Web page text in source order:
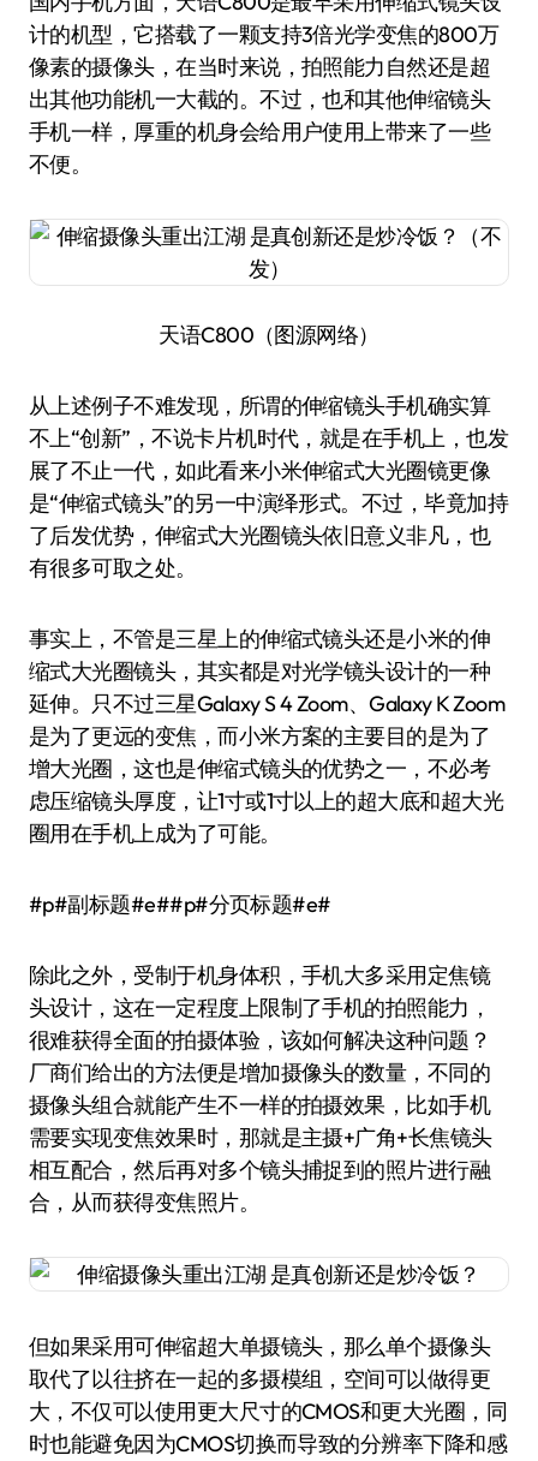
计的机型，它搭载了一颗支持3倍光学变焦的800万
像素的摄像头，在当时来说，拍照能力自然还是超
出其他功能机一大截的。不过，也和其他伸缩镜头
手机一样，厚重的机身会给用户使用上带来了一些
不便。
天语C800（图源网络）
从上述例子不难发现，所谓的伸缩镜头手机确实算
不上“创新”，不说卡片机时代，就是在手机上，也发
展了不止一代，如此看来小米伸缩式大光圈镜更像
是“伸缩式镜头”的另一中演绎形式。不过，毕竟加持
了后发优势，伸缩式大光圈镜头依旧意义非凡，也
有很多可取之处。
事实上，不管是三星上的伸缩式镜头还是小米的伸
缩式大光圈镜头，其实都是对光学镜头设计的一种
延伸。只不过三星Galaxy S 4 Zoom、Galaxy K Zoom
是为了更远的变焦，而小米方案的主要目的是为了
增大光圈，这也是伸缩式镜头的优势之一，不必考
虑压缩镜头厚度，让1寸或1寸以上的超大底和超大光
圈用在手机上成为了可能。
#p#副标题#e##p#分页标题#e#
除此之外，受制于机身体积，手机大多采用定焦镜
头设计，这在一定程度上限制了手机的拍照能力，
很难获得全面的拍摄体验，该如何解决这种问题？
厂商们给出的方法便是增加摄像头的数量，不同的
摄像头组合就能产生不一样的拍摄效果，比如手机
需要实现变焦效果时，那就是主摄+广角+长焦镜头
相互配合，然后再对多个镜头捕捉到的照片进行融
合，从而获得变焦照片。
但如果采用可伸缩超大单摄镜头，那么单个摄像头
取代了以往挤在一起的多摄模组，空间可以做得更
大，不仅可以使用更大尺寸的CMOS和更大光圈，同
时也能避免因为CMOS切换而导致的分辨率下降和感